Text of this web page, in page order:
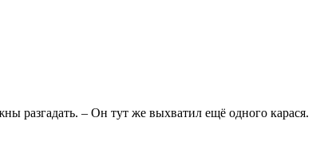
разгадать. – Он тут же выхватил ещё одного карася.